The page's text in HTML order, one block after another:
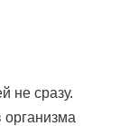
не сразу.
организма